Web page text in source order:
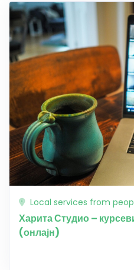
Local services from
Харита Студио –
(онлајн)